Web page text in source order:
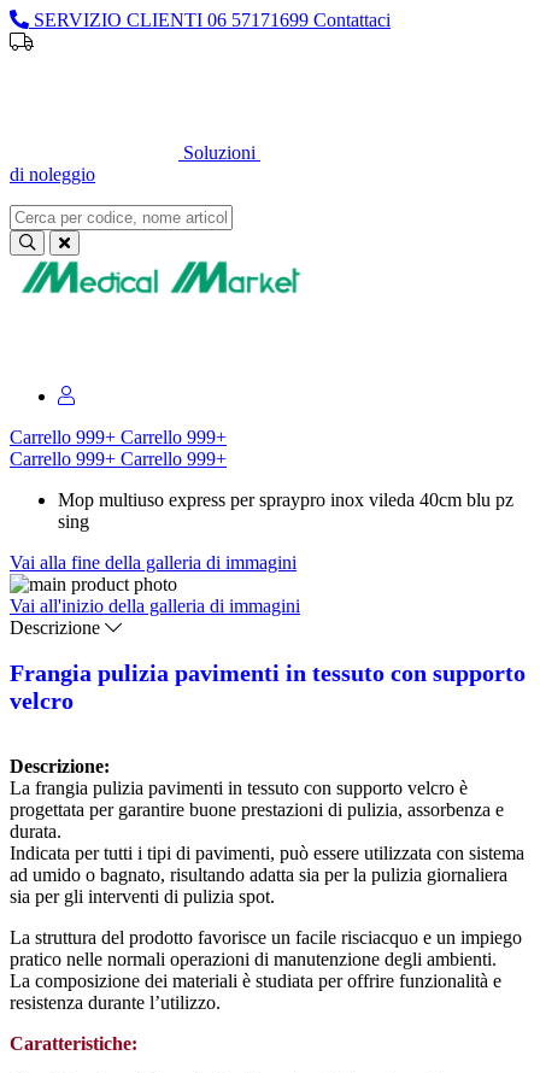
SERVIZIO CLIENTI 06 57171699 Contattaci
Soluzioni
di noleggio
Carrello 999+ Carrello 999+
Carrello 999+ Carrello 999+
Mop multiuso express per spraypro inox vileda 40cm blu pz
sing
Vai alla fine della galleria di immagini
Vai all'inizio della galleria di immagini
Descrizione
Frangia pulizia pavimenti in tessuto con supporto
velcro
Descrizione:
La frangia pulizia pavimenti in tessuto con supporto velcro è
progettata per garantire buone prestazioni di pulizia, assorbenza e
durata.
Indicata per tutti i tipi di pavimenti, può essere utilizzata con sistema
ad umido o bagnato, risultando adatta sia per la pulizia giornaliera
sia per gli interventi di pulizia spot.
La struttura del prodotto favorisce un facile risciacquo e un impiego
pratico nelle normali operazioni di manutenzione degli ambienti.
La composizione dei materiali è studiata per offrire funzionalità e
resistenza durante l’utilizzo.
Caratteristiche: